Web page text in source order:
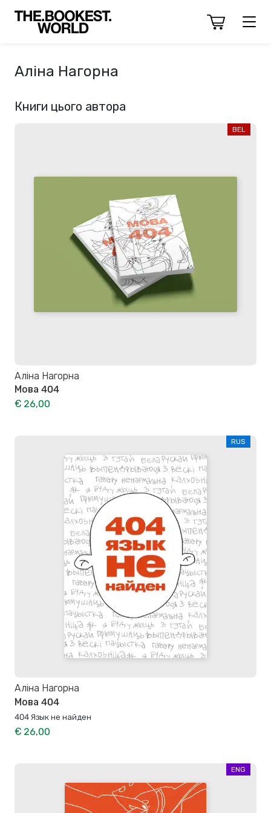
Аліна Нагорна
Книги цього автора
BEL
Аліна Нагорна
Мова 404
€ 26,00
RUS
Аліна Нагорна
Мова 404
404 Язык не найден
€ 26,00
ENG